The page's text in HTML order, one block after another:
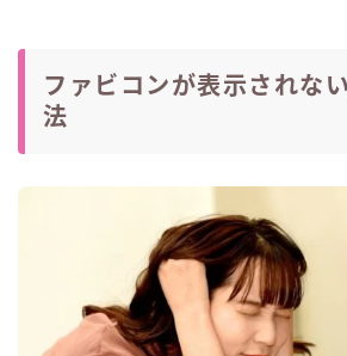
ファビコンが表示されな
法